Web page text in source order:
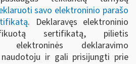
savo elektroninio parašo
. Deklaravęs elektroninio
sertifikatą, pilietis
elektroninės deklaravimo
naudotoju ir gali prisijungti prie